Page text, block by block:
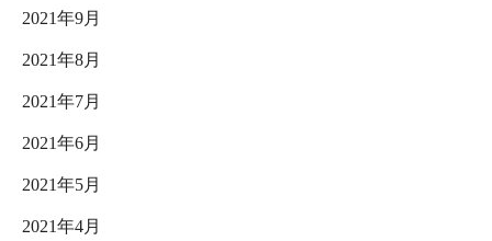
2021年9月
2021年8月
2021年7月
2021年6月
2021年5月
2021年4月